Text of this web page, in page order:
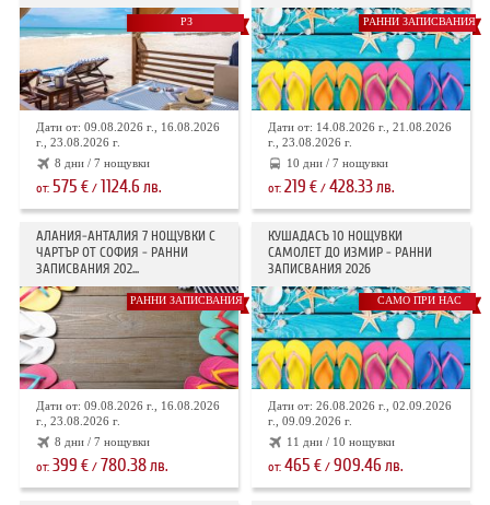
РЗ
Дати от: 09.08.2026 г., 16.08.2026
г., 23.08.2026 г.
8 дни / 7 нощувки
от: 575 €/ 1124.6лв.
РАННИ ЗАПИСВАНИЯ
Дати от: 14.08.2026 г., 21.08.2026
г., 23.08.2026 г.
10 дни / 7 нощувки
от:219 € /428.33лв.
АЛАНИЯ-АНТАЛИЯ 7 НОЩУВКИ С
ЧАРТЪР ОТ СОФИЯ - РАННИ
ЗАПИСВАНИЯ 202...
РАННИ ЗАПИСВАНИЯ
Дати от: 09.08.2026 г., 16.08.2026
г., 23.08.2026 г.
8 дни / 7 нощувки
от: 399 €/ 780.38лв.
КУШАДАСЪ 10 НОЩУВКИ
САМОЛЕТ ДО ИЗМИР - РАННИ
ЗАПИСВАНИЯ 2026
САМО ПРИ НАС
Дати от: 26.08.2026 г., 02.09.2026
г., 09.09.2026 г.
11 дни / 10 нощувки
от:465 € /909.46лв.